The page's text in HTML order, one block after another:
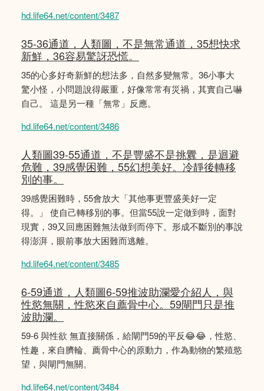
hd.life64.net/content/3487
35-36通道，人類圖，不是無常通道，35想快求
新鮮，36容易驚訝恐慌。
35的心多好奇新鮮的想法多，自然多變無常。36小事大
驚小怪，小問題說得嚴重，好像常常有災禍，其實自己嚇
自己。 這是另一種「無常」反應。
hd.life64.net/content/3486
人類圖39-55通道，不是豐盛不是挑釁，是迴避
危難，39感覺困難，55幻想美好。冷靜後轉移
別的事。
39感覺困難時，55會放大「其他事更豐盛美好一定
得。」 使自己轉移別的事。但當55說一定做到時，面對
現實，39又回應困難無法做到而停下。形成不斷別的事說
得澎湃，眼前事放大困難而逃離。
hd.life64.net/content/3485
6-59通道，人類圖6-59推波助瀾愛介紹人，與
性慾無關，性慾來自薦骨中心。59閘門只是推
波助瀾。
59-6 與性欲 無直接關係，給閘門59的平反😂😂，性慾、
性趣，來自臍輪、薦骨中心的原動力，作為動物的繁殖慾
望，與閘門無關。
hd.life64.net/content/3484